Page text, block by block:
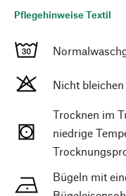
Pflegehinweise Textil
Nicht bleichen
Trocknen im
niedrige
Bügeln mit